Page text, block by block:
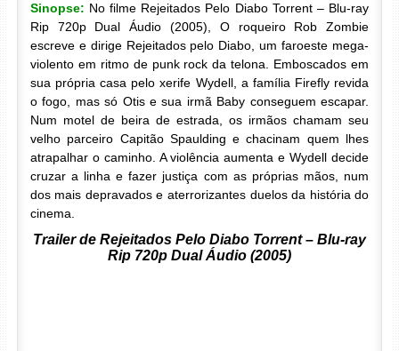
Sinopse: No filme Rejeitados Pelo Diabo Torrent – Blu-ray
Rip 720p Dual Áudio (2005), O roqueiro Rob Zombie
escreve e dirige Rejeitados pelo Diabo, um faroeste mega-
violento em ritmo de punk rock da telona. Emboscados em
sua própria casa pelo xerife Wydell, a família Firefly revida
o fogo, mas só Otis e sua irmã Baby conseguem escapar.
Num motel de beira de estrada, os irmãos chamam seu
velho parceiro Capitão Spaulding e chacinam quem lhes
atrapalhar o caminho. A violência aumenta e Wydell decide
cruzar a linha e fazer justiça com as próprias mãos, num
dos mais depravados e aterrorizantes duelos da história do
cinema.
Trailer de Rejeitados Pelo Diabo Torrent – Blu-ray
Rip 720p Dual Áudio (2005)